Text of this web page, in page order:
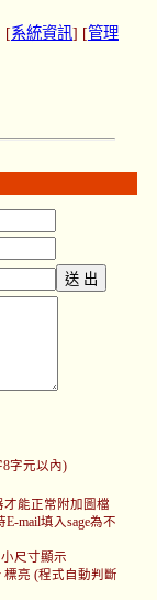
[系統資訊] [管理
字元以內)
才能正常附加圖檔
mail填入sage為不
尺寸顯示
標亮 (程式自動判斷